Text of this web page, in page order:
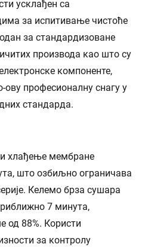
усклађен са
за испитивање чистоће
за стандардизоване
производа као што су
компоненте,
ову професионалну снагу у
стандарда.
хлађење мембране
што озбиљно ограничава
Келемо брза сушара
7 минута,
од 88%. Користи
за контролу